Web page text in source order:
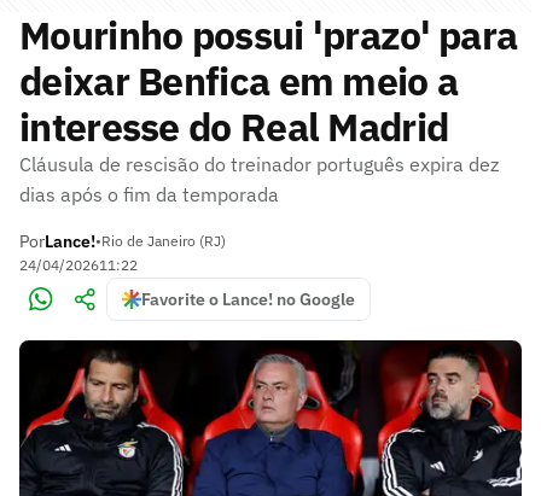
Mourinho possui 'prazo' para
deixar Benfica em meio a
interesse do Real Madrid
Cláusula de rescisão do treinador português expira dez
dias após o fim da temporada
PorLance!•Rio de Janeiro (RJ)
24/04/202611:22
Favorite o Lance! no Google